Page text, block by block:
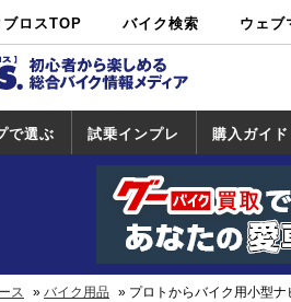
ブロスTOP バイク検索
中古バイ
ク・新車検
カタログ検
索
ショップ検
索
ウェブ
で選ぶ 試乗インプレ
試乗インプレ
一覧
ホンダ
ヤマハ
スズキ
カワサキ
ハーレー
BMW
トライアンフ
ドゥカティ
購入ガイド
一覧
ス バイク用品 プロトからバイク用小型